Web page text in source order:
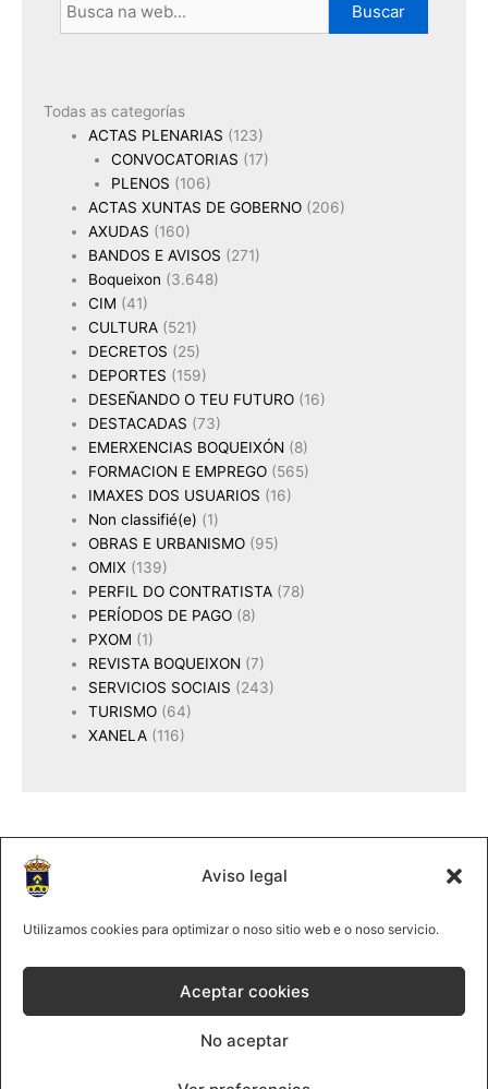
Aviso legal
Utilizamos cookies para optimizar o noso sitio web e o noso servicio.
Aceptar cookies
No aceptar
Buscar
Todas as categorías
ACTAS PLENARIAS (123)
CONVOCATORIAS (17)
PLENOS (106)
ACTAS XUNTAS DE GOBERNO (206)
AXUDAS (160)
BANDOS E AVISOS (271)
Boqueixon (3.648)
CIM (41)
CULTURA (521)
DECRETOS (25)
DEPORTES (159)
DESEÑANDO O TEU FUTURO (16)
DESTACADAS (73)
EMERXENCIAS BOQUEIXÓN (8)
FORMACION E EMPREGO (565)
IMAXES DOS USUARIOS (16)
Non classifié(e) (1)
OBRAS E URBANISMO (95)
OMIX (139)
PERFIL DO CONTRATISTA (78)
PERÍODOS DE PAGO (8)
PXOM (1)
REVISTA BOQUEIXON (7)
SERVICIOS SOCIAIS (243)
TURISMO (64)
XANELA (116)
@lmco 2025
Política de cookies
Política de privacidade